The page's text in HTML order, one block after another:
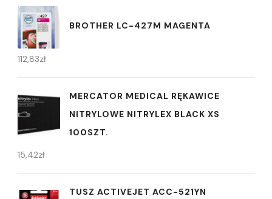
BROTHER LC-427M MAGENTA
112,83zł
MERCATOR MEDICAL RĘKAWICE
NITRYLOWE NITRYLEX BLACK XS
100SZT.
15,42zł
TUSZ ACTIVEJET ACC-521YN